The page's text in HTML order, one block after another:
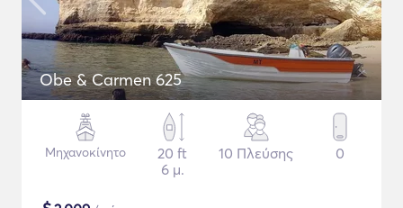
Obe & Carmen 625
Μηχανοκίνητο
20 ft
6 μ.
10 Πλεύσης 0